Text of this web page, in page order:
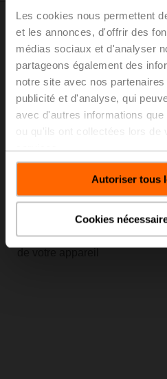
Les cookies nous permettent
et les annonces, d'offrir des
médias sociaux et d'analyser
partageons également des
notre site avec nos
publicité et d'analyse, qui
avec d'autres informations
ou qu'ils ont collectées lors de
Autoriser tous
Cookies
Écosystème
Utilisez notre nouvelle app